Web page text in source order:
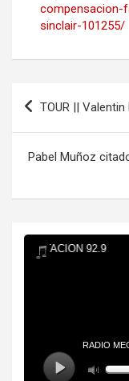
compensacion-
sinclair-101255/
Navegación
entradas
TOUR ||
Pabel Muñoz